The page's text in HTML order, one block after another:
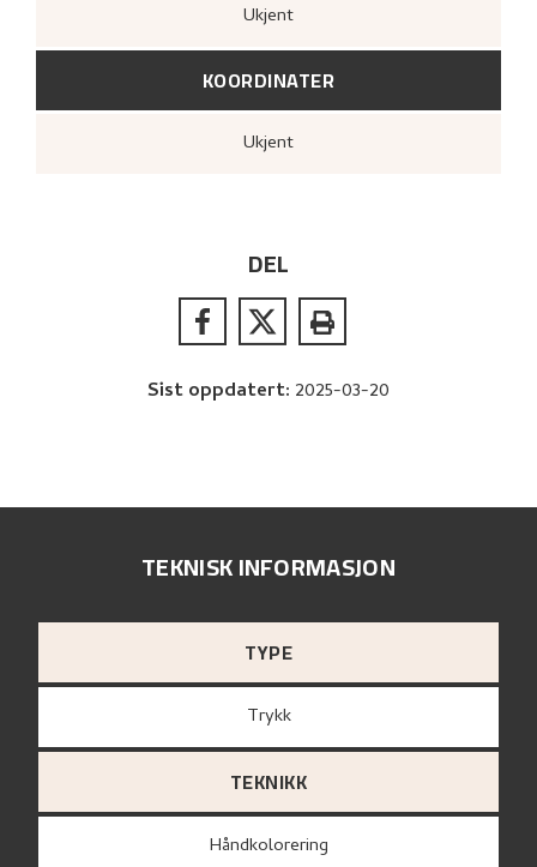
Ukjent
KOORDINATER
Ukjent
DEL
Sist oppdatert: 2025-03-20
TEKNISK INFORMASJON
TYPE
Trykk
TEKNIKK
Håndkolorering